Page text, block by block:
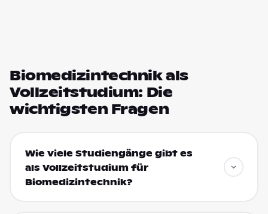
Biomedizintechnik als
Vollzeitstudium: Die
wichtigsten Fragen
Wie viele Studiengänge gibt es
als Vollzeitstudium für
Biomedizintechnik?